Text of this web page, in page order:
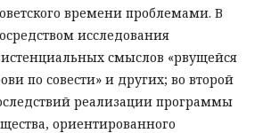
времени проблемами. В
исследования
смыслов «рвущейся
по совести» и других; во второй
реализации программы
ориентированного